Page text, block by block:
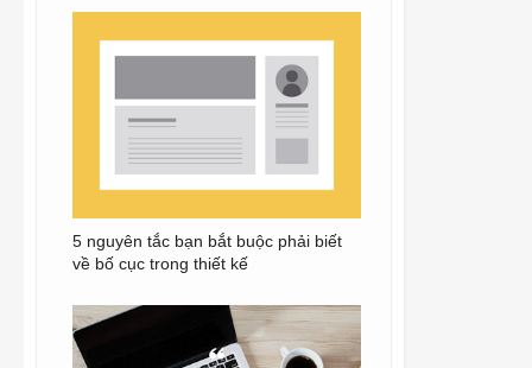
5 nguyên tắc bạn bắt buộc phải biết
về bố cục trong thiết kế